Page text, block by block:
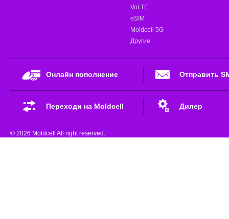
VoLTE
eSIM
Moldcell 5G
Другие
Онлайн пополнение Отправить
Переходи на Moldcell Дилер
© 2026 Moldcell All right reserved.